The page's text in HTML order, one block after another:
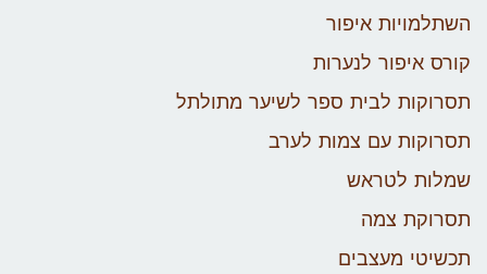
השתלמויות איפור
קורס איפור לנערות
תסרוקות לבית ספר לשיער מתולתל
תסרוקות עם צמות לערב
שמלות לטראש
תסרוקת צמה
תכשיטי מעצבים